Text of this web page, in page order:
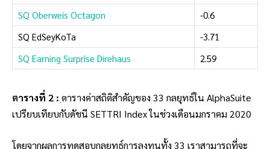
SQ Oberweis Octagon
-0.6
SQ EdSeyKoTa
-3.71
SQ Earning Surprise Direhaus
2.59
ตารางที่ 2 : ฺตารางค่าสถิติสำคัญของ 33 กลยุทธ์ใน AlphaSuite
เปรียบเทียบกับดัชนี SETTRI Index ในช่วงเดือนมกราคม 2020
โดยจากผลการทดสอบกลยุทธ์การลงทุนทั้ง 33 เราสามารถที่จะ